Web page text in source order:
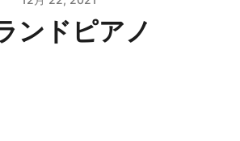
ンドピアノ